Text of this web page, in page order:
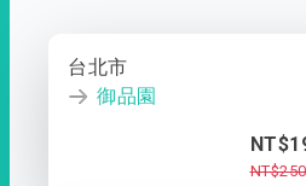
台北市
御品園